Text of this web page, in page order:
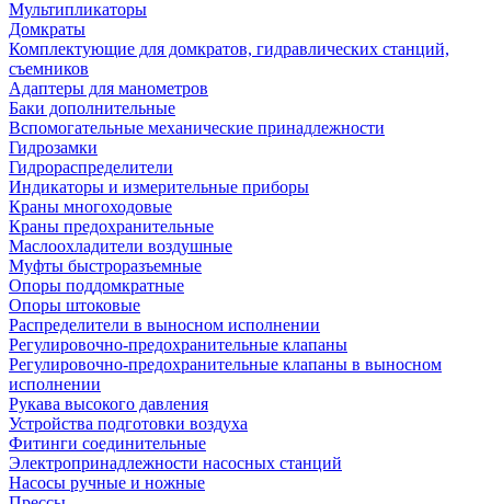
Мультипликаторы
Домкраты
Комплектующие для домкратов, гидравлических станций,
съемников
Адаптеры для манометров
Баки дополнительные
Вспомогательные механические принадлежности
Гидрозамки
Гидрораспределители
Индикаторы и измерительные приборы
Краны многоходовые
Краны предохранительные
Маслоохладители воздушные
Муфты быстроразъемные
Опоры поддомкратные
Опоры штоковые
Распределители в выносном исполнении
Регулировочно-предохранительные клапаны
Регулировочно-предохранительные клапаны в выносном
исполнении
Рукава высокого давления
Устройства подготовки воздуха
Фитинги соединительные
Электропринадлежности насосных станций
Насосы ручные и ножные